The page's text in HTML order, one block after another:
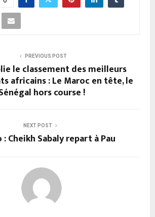
PREVIOUS POST
le classement des meilleurs
africains : Le Maroc en tête, le
hors course !
NEXT POST
Cheikh Sabaly repart à Pau